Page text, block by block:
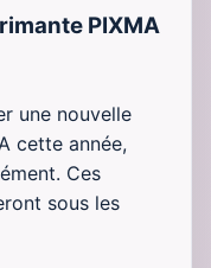
PIXMA
une nouvelle
cette année,
Ces
sous les